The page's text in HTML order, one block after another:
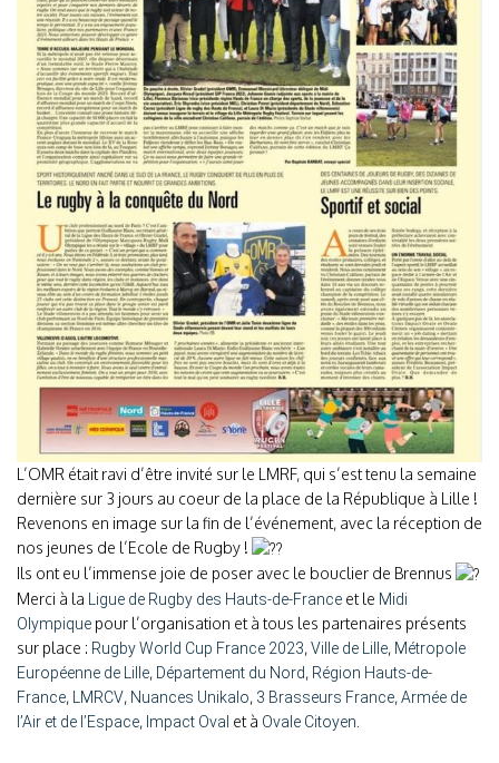
L’OMR était ravi d’être invité sur le LMRF, qui s’est tenu la semaine
dernière sur 3 jours au coeur de la place de la République à Lille !
Revenons en image sur la fin de l’événement, avec la réception de
nos jeunes de l’Ecole de Rugby !
Ils ont eu l’immense joie de poser avec le bouclier de Brennus
Merci à la
Ligue de Rugby des Hauts-de-France et le Midi
Olympique pour l’organisation et à tous les partenaires présents
sur place : Rugby World Cup France 2023,Ville de Lille, Métropole
Européenne de Lille, Département du Nord, Région Hauts-de-
France, LMRCV, Nuances Unikalo, 3 Brasseurs France,Armée de
l’Air et de l’Espace, Impact Oval et à Ovale Citoyen